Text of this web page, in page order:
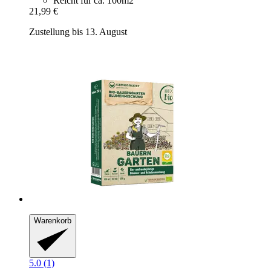
21,99 €
Zustellung bis 13. August
Warenkorb
5.0 (1)